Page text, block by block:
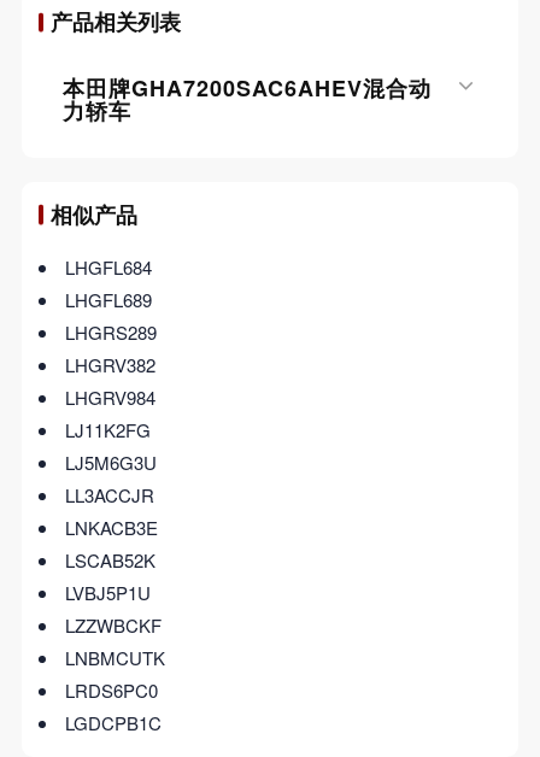
产品相关列表
本田牌GHA7200SAC6AHEV混合动
力轿车
相似产品
LHGFL684
LHGFL689
LHGRS289
LHGRV382
LHGRV984
LJ11K2FG
LJ5M6G3U
LL3ACCJR
LNKACB3E
LSCAB52K
LVBJ5P1U
LZZWBCKF
LNBMCUTK
LRDS6PC0
LGDCPB1C